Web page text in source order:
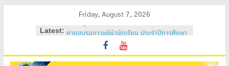
Friday, August 7, 2026
Latest: ค่ายอบรมภาวะผู้นำนักเรียน ประจำปีการศึกษา
วันสถาปนาโรงเรียนสาธิต 2569
ค่ายคุณธรรม จริยธรรม นักเรียนใหม่ 2569